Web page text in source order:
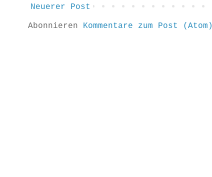
Neuerer Post
Abonnieren Kommentare zum Post (Atom)